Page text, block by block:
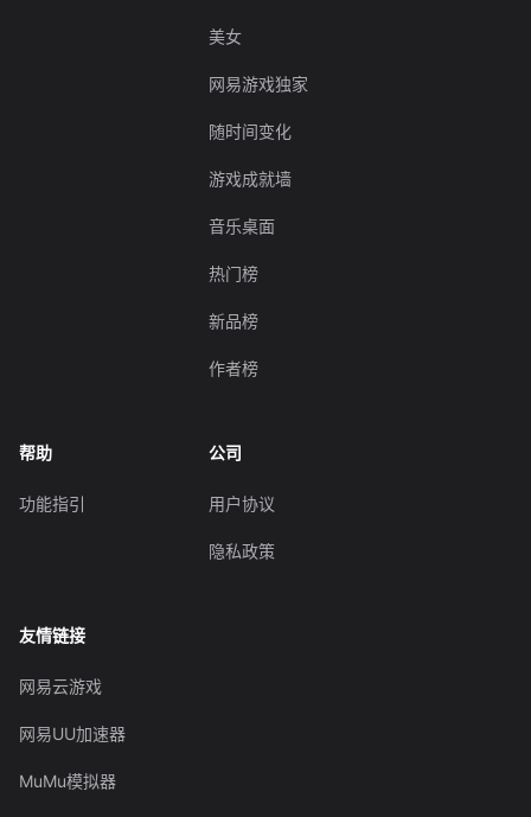
美女
网易游戏独家
随时间变化
游戏成就墙
音乐桌面
热门榜
新品榜
作者榜
帮助
功能指引
公司
用户协议
隐私政策
友情链接
网易云游戏
网易UU加速器
MuMu模拟器